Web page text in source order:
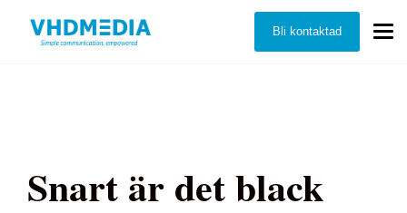
Bli kontaktad
Snart är det black